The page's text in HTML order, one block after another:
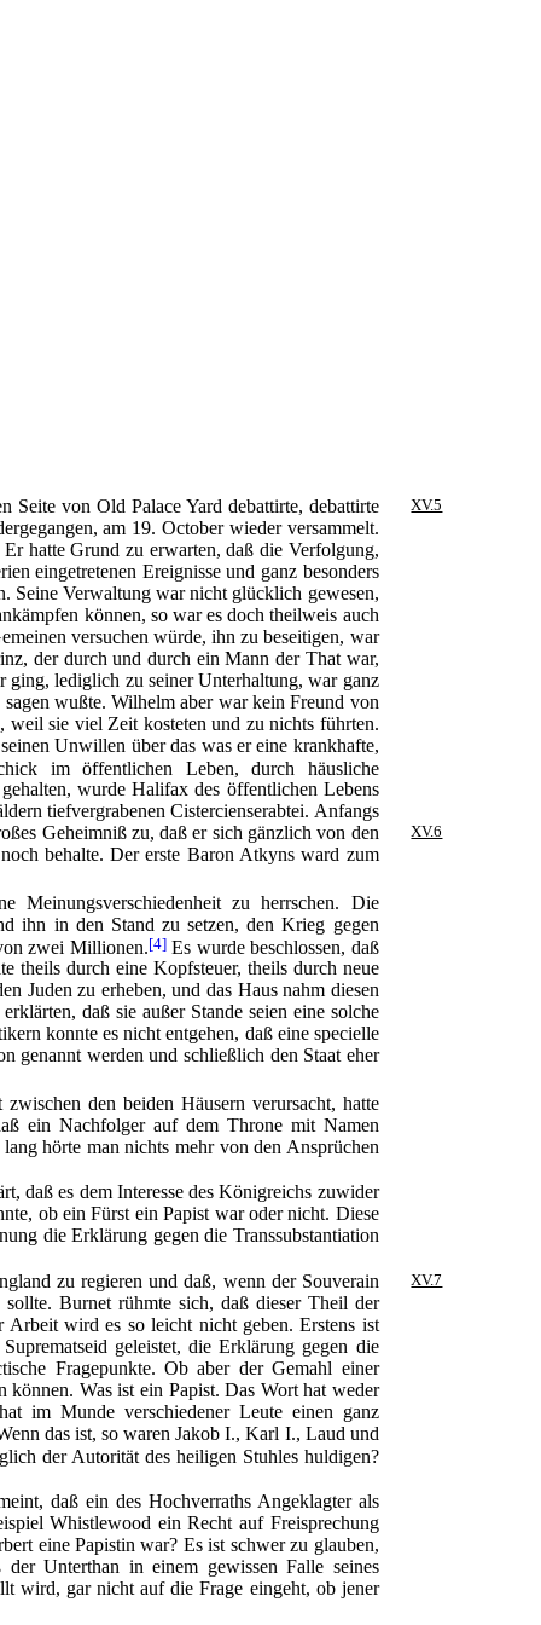
XV.5
Seite von Old Palace Yard debattirte, debattirte
am 19. October wieder versammelt.
hatte Grund zu erwarten, daß die Verfolgung,
eingetretenen Ereignisse und ganz besonders
Seine Verwaltung war nicht glücklich gewesen,
können, so war es doch theilweis auch
versuchen würde, ihn zu beseitigen, war
der durch und durch ein Mann der That war,
ging, lediglich zu seiner Unterhaltung, war ganz
wußte. Wilhelm aber war kein Freund von
weil sie viel Zeit kosteten und zu nichts führten.
Unwillen über das was er eine krankhafte,
im öffentlichen Leben, durch häusliche
wurde Halifax des öffentlichen Lebens
tiefvergrabenen Cistercienserabtei. Anfangs
XV.6
Geheimniß zu, daß er sich gänzlich von den
behalte. Der erste Baron Atkyns ward zum
Meinungsverschiedenheit zu herrschen. Die
ihn in den Stand zu setzen, den Krieg gegen
zwei Millionen. [4] Es wurde beschlossen, daß
theils durch eine Kopfsteuer, theils durch neue
Juden zu erheben, und das Haus nahm diesen
daß sie außer Stande seien eine solche
konnte es nicht entgehen, daß eine specielle
genannt werden und schließlich den Staat eher
den beiden Häusern verursacht, hatte
ein Nachfolger auf dem Throne mit Namen
hörte man nichts mehr von den Ansprüchen
daß es dem Interesse des Königreichs zuwider
ob ein Fürst ein Papist war oder nicht. Diese
die Erklärung gegen die Transsubstantiation
XV.7
zu regieren und daß, wenn der Souverain
sollte. Burnet rühmte sich, daß dieser Theil der
Arbeit wird es so leicht nicht geben. Erstens ist
geleistet, die Erklärung gegen die
Fragepunkte. Ob aber der Gemahl einer
Was ist ein Papist. Das Wort hat weder
im Munde verschiedener Leute einen ganz
das ist, so waren Jakob I., Karl I., Laud und
der Autorität des heiligen Stuhles huldigen?
daß ein des Hochverraths Angeklagter als
Whistlewood ein Recht auf Freisprechung
eine Papistin war? Es ist schwer zu glauben,
Unterthan in einem gewissen Falle seines
wird, gar nicht auf die Frage eingeht, ob jener